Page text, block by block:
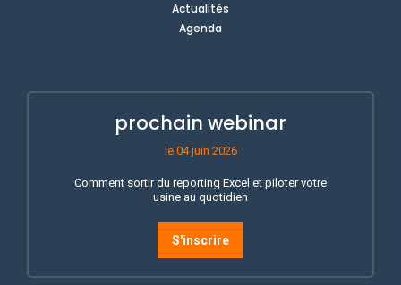
Actualités
Agenda
prochain webinar
le 04 juin 2026
Comment sortir du reporting Excel et piloter votre
usine au quotidien
S'inscrire